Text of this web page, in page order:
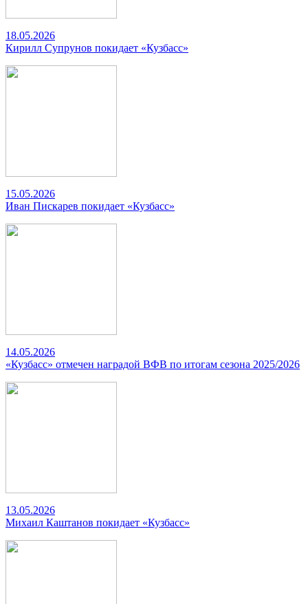
18.05.2026
Кирилл Супрунов покидает «Кузбасс»
15.05.2026
Иван Пискарев покидает «Кузбасс»
14.05.2026
«Кузбасс» отмечен наградой ВФВ по итогам сезона 2025/2026
13.05.2026
Михаил Каштанов покидает «Кузбасс»